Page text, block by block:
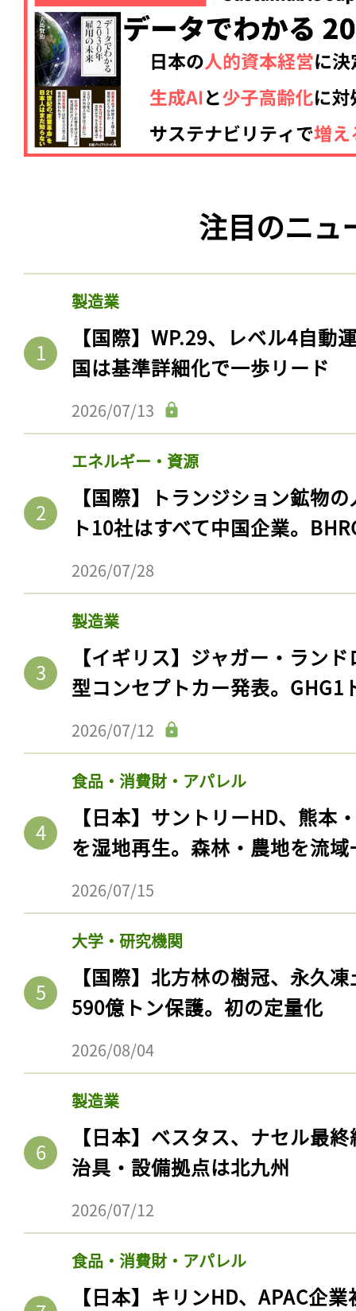
注目のニュ
製造業
【国際】WP.29、レベル4自動
国は基準詳細化で一歩リード
2026/07/13
エネルギー・資源
【国際】トランジション鉱物
ト10社はすべて中国企業。
2026/07/28
製造業
【イギリス】ジャガー・ラン
型コンセプトカー発表。GHG1
2026/07/12
食品・消費財・アパレル
【日本】サントリーHD、熊本
を湿地再生。森林・農地を流
2026/07/15
大学・研究機関
【国際】北方林の樹冠、永久
590億トン保護。初の定量化
2026/08/04
製造業
【日本】ベスタス、ナセル最
治具・設備拠点は北九州
2026/07/12
食品・消費財・アパレル
【日本】キリンHD、APAC企
記事をお気に入りに
ログインが必
会員登録